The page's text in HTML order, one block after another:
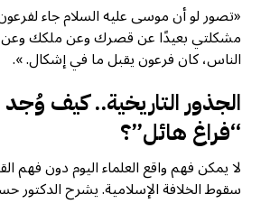
«تصور لو أن موسى عليه السلام جاء
مشكلتي بعيدًا عن قصرك وعن ملكك وعن
الناس، كان فرعون يقبل ما في إشكال. ».
الجذور التاريخية.. كيف وُجد
“فراغ هائل”؟
لا يمكن فهم واقع العلماء اليوم دون فهم
سقوط الخلافة الإسلامية. يشرح الدكتور